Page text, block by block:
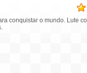
conquistar o mundo. Lute